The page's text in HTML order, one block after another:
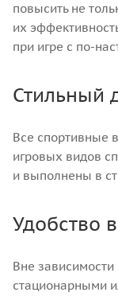
повысить не
их
при игре с по-
Стильный
Все спортивные
игровых видов
и выполнены в
Удобство
Вне зависимости
стационарными